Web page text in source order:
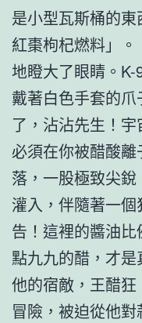
是小型瓦斯桶的
紅棗枸杞燃料」
地瞪大了眼睛。K-
戴著白色手套的
了，沾沾先生！
必須在你被醋酸
落，一股極致尖
灌入，伴隨著一
告！這裡的醬油
點九九的醋，才
他的宿敵，王醋
冒險，被迫從他